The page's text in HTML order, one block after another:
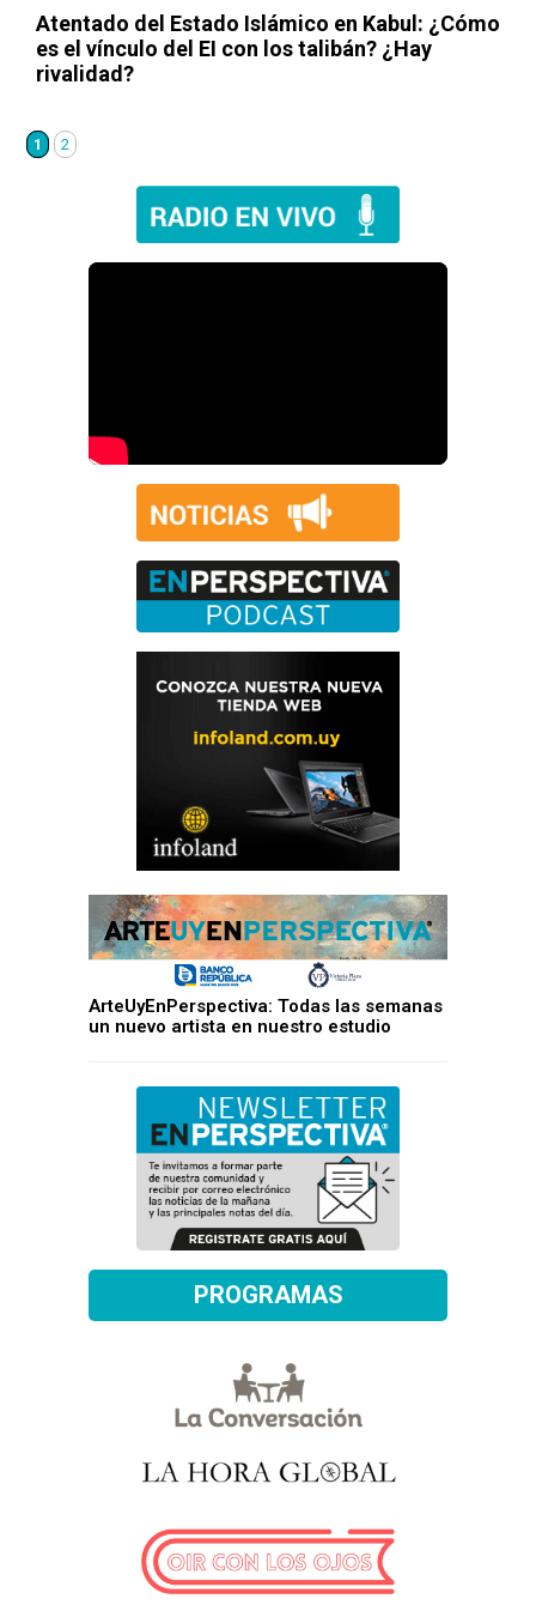
Atentado del Estado Islámico en Kabul: ¿Cómo
es el vínculo del EI con los talibán? ¿Hay
rivalidad?
1 2
ArteUyEnPerspectiva: Todas las semanas
un nuevo artista en nuestro estudio
PROGRAMAS